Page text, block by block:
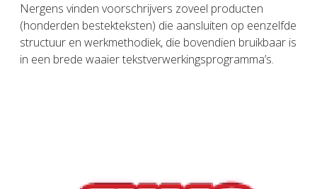
Nergens vinden voorschrijvers zoveel producten
(honderden bestekteksten) die aansluiten op eenzelfde
structuur en werkmethodiek, die bovendien bruikbaar is
in een brede waaier tekstverwerkingsprogramma’s.